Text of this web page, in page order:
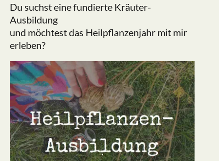
Du suchst eine fundierte Kräuter-
Ausbildung
und möchtest das Heilpflanzenjahr mit mir
erleben?